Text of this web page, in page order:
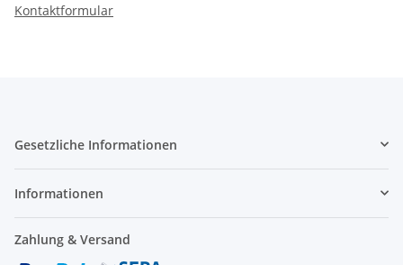
Kontaktformular
Gesetzliche Informationen
Informationen
Zahlung & Versand